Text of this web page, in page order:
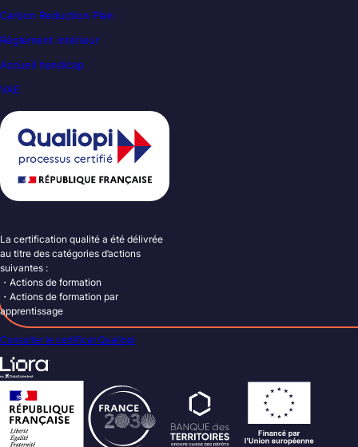
Carbon Reduction Plan
Règlement intérieur
Accueil handicap
VAE
La certification qualité a été délivrée
au titre des catégories d’actions
suivantes :
・Actions de formation
・Actions de formation par
apprentissage
Consulter le certificat Qualiopi